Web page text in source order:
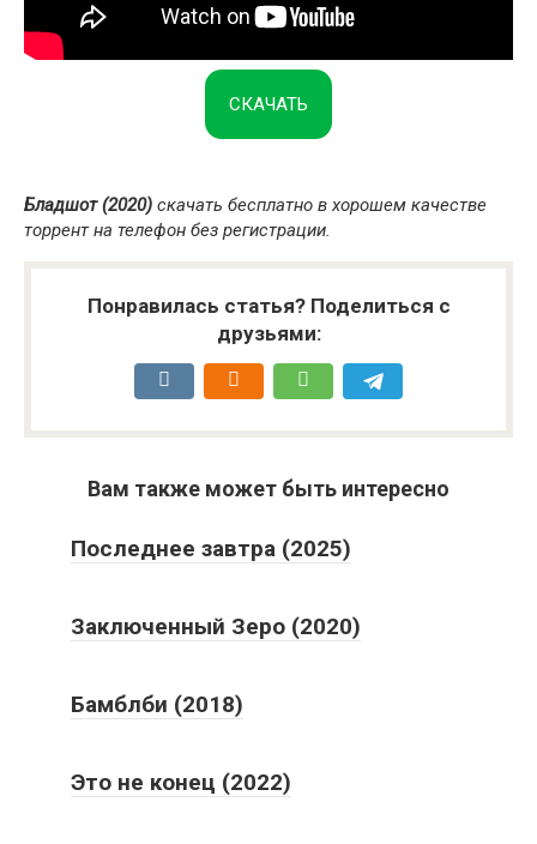
СКАЧАТЬ
Бладшот (2020) скачать бесплатно в хорошем качестве
торрент на телефон без регистрации.
Понравилась статья? Поделиться с
друзьями:
Вам также может быть интересно
Последнее завтра (2025)
Заключенный Зеро (2020)
Бамблби (2018)
Это не конец (2022)